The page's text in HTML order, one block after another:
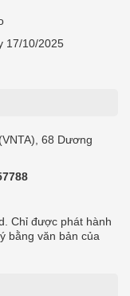
17/10/2025
68 Dương
Chỉ được phát hành
bằng văn bản của